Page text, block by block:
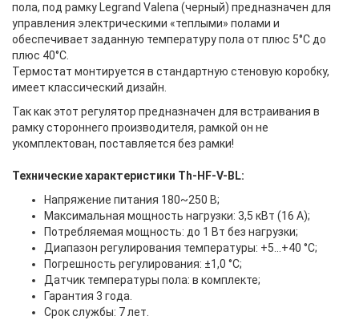
пола, под рамку Legrand Valena (черный) предназначен для
управления электрическими «теплыми» полами и
обеспечивает заданную температуру пола от плюс 5°С до
плюс 40°С.
Термостат монтируется в стандартную стеновую коробку,
имеет классический дизайн.
Так как этот регулятор предназначен для встраивания в
рамку стороннего производителя, рамкой он не
укомплектован, поставляется без рамки!
Технические характеристики Th-HF-V-BL:
Напряжение питания 180~250 В;
Максимальная мощность нагрузки: 3,5 кВт (16 А);
Потребляемая мощность: до 1 Вт без нагрузки;
Диапазон регулирования температуры: +5…+40 °С;
Погрешность регулирования: ±1,0 °С;
Датчик температуры пола: в комплекте;
Гарантия 3 года.
Срок службы: 7 лет.